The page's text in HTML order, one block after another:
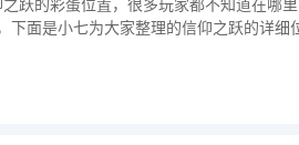
跃的彩蛋位置，很多玩家都不知道在哪
下面是小七为大家整理的信仰之跃的详细